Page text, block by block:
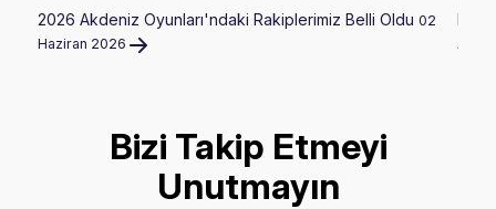
2026 Akdeniz Oyunları'ndaki Rakiplerimiz Belli Oldu 02
Haziran 2026
Bizi Takip Etmeyi
Unutmayın